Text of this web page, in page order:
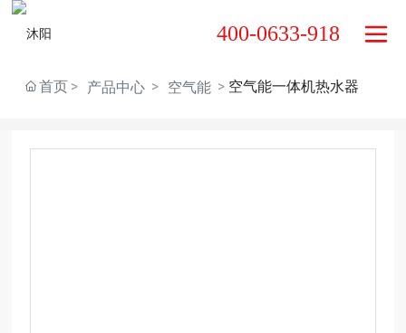
400-0633-918
首页 产品中心 空气能 空气能一体机热水器